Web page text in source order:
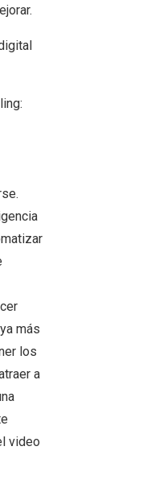
más
los
a
video